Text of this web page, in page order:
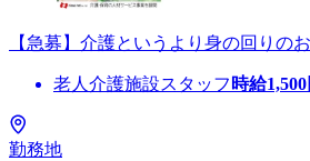
【急募】介護というより身の回りの
老人介護施設スタッフ 時給1,500
勤務地